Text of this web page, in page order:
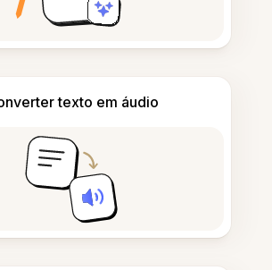
texto em áudio